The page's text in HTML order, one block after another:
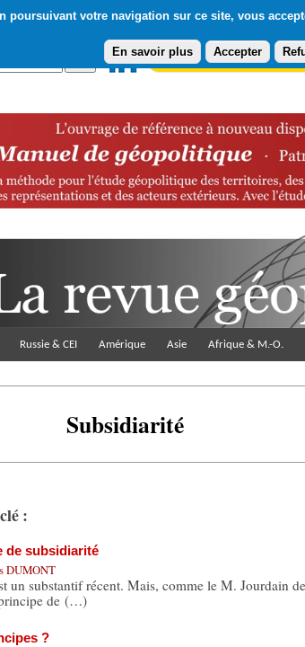
poursuivant votre navigation sur ce site, vous
En savoir plus Accepter
Abonnement gratuit à la
Russie & CEI Amérique Asie Afrique & M.-O.
Subsidiarité
:
de subsidiarité
DUMONT
un substantif récent. Mais, comme le M. Jourdain
principe de (…)
?